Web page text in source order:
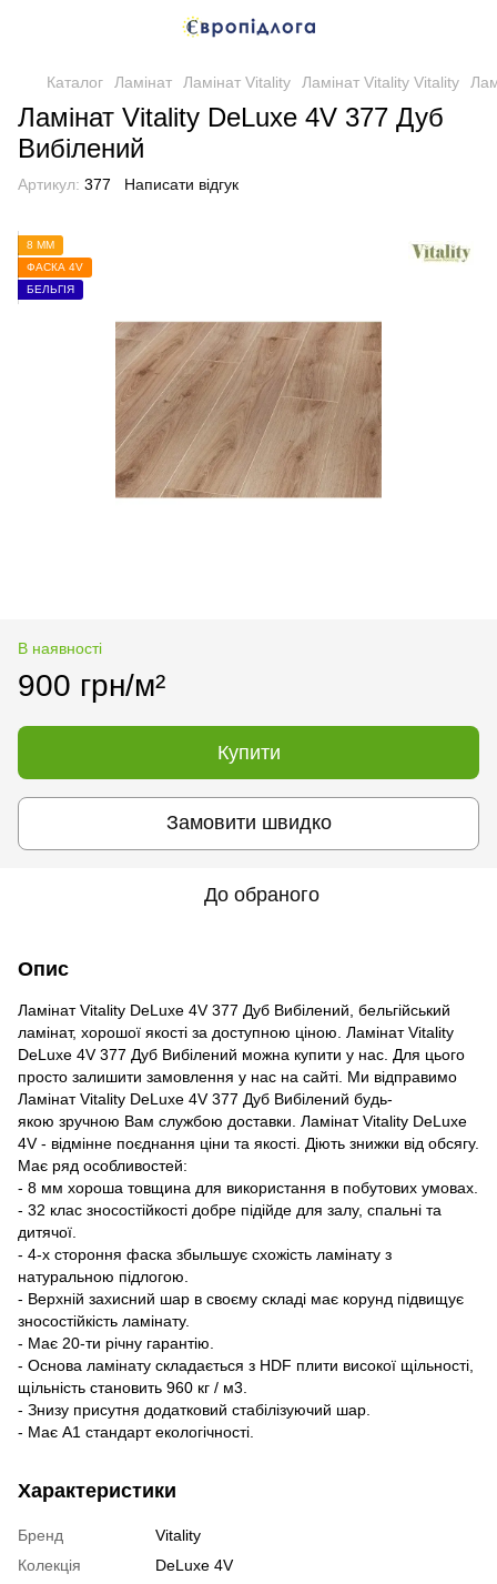
Каталог Ламінат Ламінат Vitality Ламінат Vitality Vitality
Ламінат Vitality DeLuxe 4V 377 Дуб
Вибілений
Артикул: 377 Написати відгук
8 ММ
ФАСКА 4V
БЕЛЬГІЯ
В наявності
900 грн/м²
Купити
Замовити швидко
До обраного
Опис
Ламінат Vitality DeLuxe 4V 377 Дуб Вибілений, бельгійський
ламінат, хорошої якості за доступною ціною. Ламінат Vitality
DeLuxe 4V 377 Дуб Вибілений можна купити у нас. Для цього
просто залишити замовлення у нас на сайті. Ми відправимо
Ламінат Vitality DeLuxe 4V 377 Дуб Вибілений будь-
якою зручною Вам службою доставки. Ламінат Vitality DeLuxe
4V - відмінне поєднання ціни та якості. Діють знижки від обсягу.
Має ряд особливостей:
- 8 мм хороша товщина для використання в побутових умовах.
- 32 клас зносостійкості добре підійде для залу, спальні та
дитячої.
- 4-х стороння фаска збыльшує схожість ламінату з
натуральною підлогою.
- Верхній захисний шар в своєму складі має корунд підвищує
зносостійкість ламінату.
- Має 20-ти річну гарантію.
- Основа ламінату складається з HDF плити високої щільності,
щільність становить 960 кг / м3.
- Знизу присутня додатковий стабілізуючий шар.
- Має А1 стандарт екологічності.
Характеристики
Бренд
Vitality
Колекція
DeLuxe 4V